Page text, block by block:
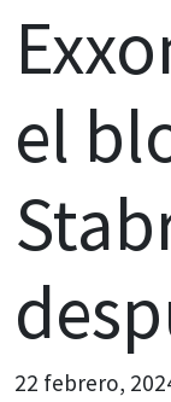
el
22 febrero,